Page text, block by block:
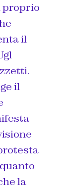
proprio
il
il
la